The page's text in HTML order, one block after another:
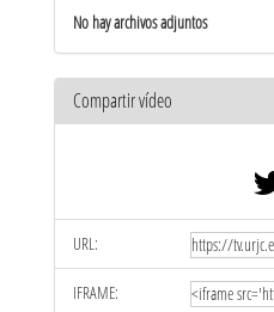
No hay archivos adjuntos
Compartir vídeo
URL:
IFRAME: